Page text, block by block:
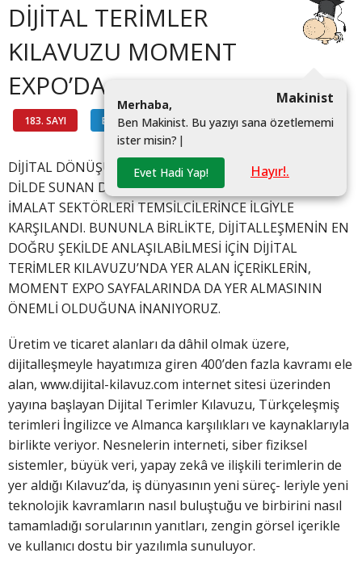
DİJİTAL TERİMLER
KILAVUZU MOMENT
EXPO’DA
183. SAYI BİLGİ HATTI #
Makinist
Merhaba,
Ben Makinist. Bu yazıyı sana özetlememi
ister misin? |
Evet Hadi Yap! Hayır!.
DİJİTAL DÖNÜŞÜMÜN 700’E YAKIN KAVRAMINI ÜÇ
DİLDE SUNAN DİJİTAL TERİMLER KILAVUZU, TÜM
İMALAT SEKTÖRLERİ TEMSİLCİLERİNCE İLGİYLE
KARŞILANDI. BUNUNLA BİRLİKTE, DİJİTALLEŞMENİN EN
DOĞRU ŞEKİLDE ANLAŞILABİLMESİ İÇİN DİJİTAL
TERİMLER KILAVUZU’NDA YER ALAN İÇERİKLERİN,
MOMENT EXPO SAYFALARINDA DA YER ALMASININ
ÖNEMLİ OLDUĞUNA İNANIYORUZ.
Üretim ve ticaret alanları da dâhil olmak üzere,
dijitalleşmeyle hayatımıza giren 400’den fazla kavramı ele
alan, www.dijital-kilavuz.com internet sitesi üzerinden
yayına başlayan Dijital Terimler Kılavuzu, Türkçeleşmiş
terimleri İngilizce ve Almanca karşılıkları ve kaynaklarıyla
birlikte veriyor. Nesnelerin interneti, siber fiziksel
sistemler, büyük veri, yapay zekâ ve ilişkili terimlerin de
yer aldığı Kılavuz’da, iş dünyasının yeni süreç- leriyle yeni
teknolojik kavramların nasıl buluştuğu ve birbirini nasıl
tamamladığı sorularının yanıtları, zengin görsel içerikle
ve kullanıcı dostu bir yazılımla sunuluyor.